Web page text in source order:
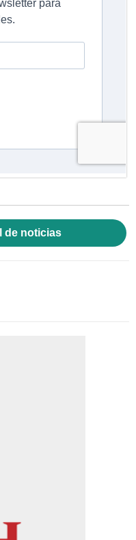
de noticias